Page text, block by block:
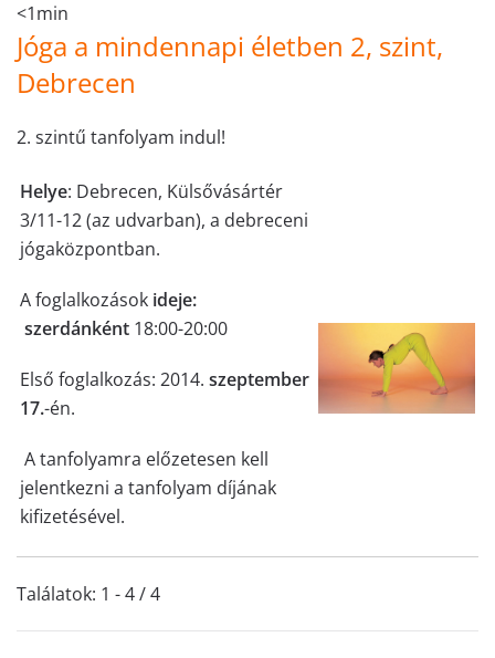
<1min
Jóga a mindennapi életben 2, szint,
Debrecen
2. szintű tanfolyam indul!
Helye: Debrecen, Külsővásártér
3/11-12 (az udvarban), a debreceni
jógaközpontban.
A foglalkozások ideje:
szerdánként 18:00-20:00
Első foglalkozás: 2014. szeptember
17.-én.
A tanfolyamra előzetesen kell
jelentkezni a tanfolyam díjának
kifizetésével.
Találatok: 1 - 4 / 4